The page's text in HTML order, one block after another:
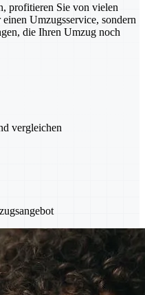
profitieren Sie von vielen
Umzugsservice, sondern
die Ihren Umzug noch
vergleichen